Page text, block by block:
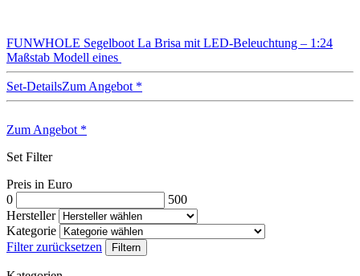
FUNWHOLE Segelboot La Brisa mit LED-Beleuchtung – 1:24
Maßstab Modell eines
Set-DetailsZum Angebot *
Zum Angebot *
Set Filter
Preis in Euro
0
500
Hersteller
Kategorie
Filter zurücksetzen
Filtern